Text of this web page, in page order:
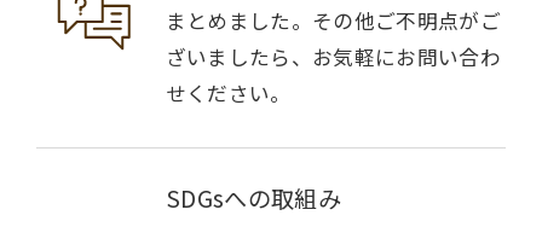
まとめました。その他ご不明点がご
ざいましたら、お気軽にお問い合わ
せください。
SDGsへの取組み